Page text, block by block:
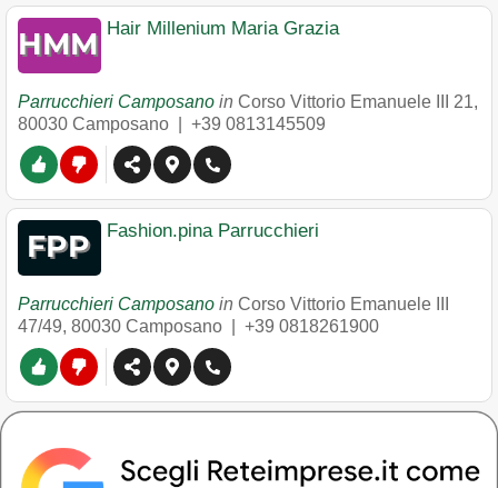
Hair Millenium Maria Grazia
Parrucchieri Camposano in Corso Vittorio Emanuele III 21,
80030 Camposano +39 0813145509
Fashion.pina Parrucchieri
Parrucchieri Camposano in Corso Vittorio Emanuele III
47/49, 80030 Camposano +39 0818261900